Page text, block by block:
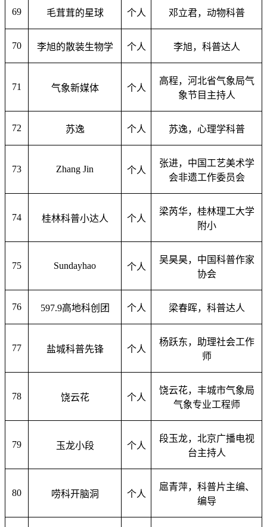
69 毛茸茸的星球 个人 邓立君，动物科普
70 李旭的散装生物学 个人 李旭，科普达人
71 气象新媒体 个人
高程，河北省气象局气
象节目主持人
72 苏逸 个人 苏逸，心理学科普
73 Zhang Jin 个人
张进，中国工艺美术学
会非遗工作委员会
74 桂林科普小达人 个人
梁芮华，桂林理工大学
附小
75 Sundayhao 个人
吴昊昊，中国科普作家
协会
76 597.9高地科创团 个人 梁春晖，科普达人
77 盐城科普先锋 个人
杨跃东，助理社会工作
师
78 饶云花 个人
饶云花，丰城市气象局
气象专业工程师
79 玉龙小段 个人
段玉龙，北京广播电视
台主持人
80 唠科开脑洞 个人
扈青萍，科普片主编、
编导